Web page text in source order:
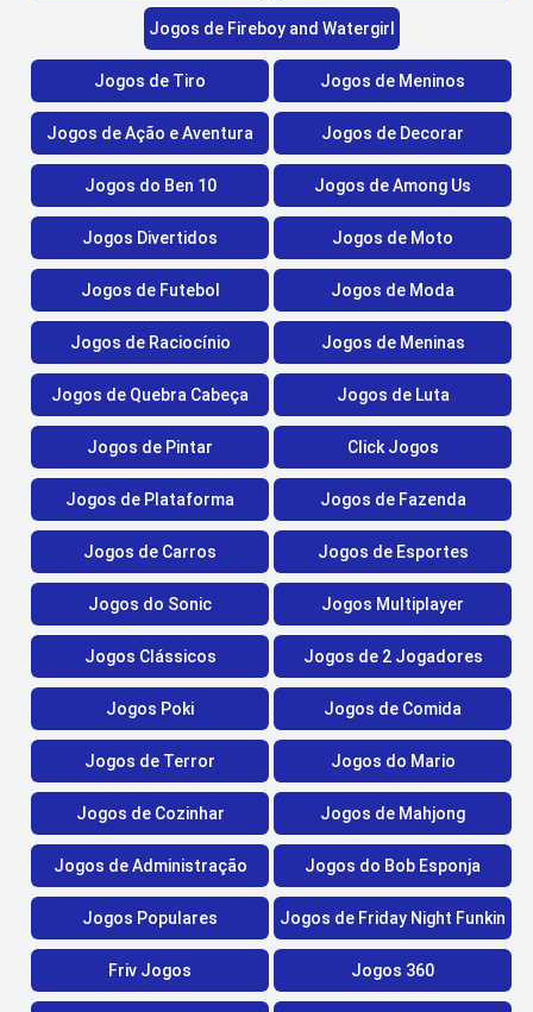
Jogos de Fireboy and Watergirl
Jogos de Tiro Jogos de Meninos
Jogos de Ação e Aventura Jogos de Decorar
Jogos do Ben 10 Jogos de Among Us
Jogos Divertidos Jogos de Moto
Jogos de Futebol Jogos de Moda
Jogos de Raciocínio Jogos de Meninas
Jogos de Quebra Cabeça Jogos de Luta
Jogos de Pintar Click Jogos
Jogos de Plataforma Jogos de Fazenda
Jogos de Carros Jogos de Esportes
Jogos do Sonic Jogos Multiplayer
Jogos Clássicos Jogos de 2 Jogadores
Jogos Poki Jogos de Comida
Jogos de Terror Jogos do Mario
Jogos de Cozinhar Jogos de Mahjong
Jogos de Administração Jogos do Bob Esponja
Jogos Populares Jogos de Friday Night Funkin
Friv Jogos Jogos 360